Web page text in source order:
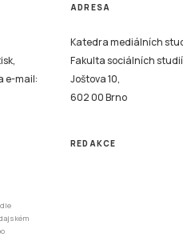
e-mail:
ADRESA
Katedra mediálních
Fakulta sociálních studií
Joštova 10,
602 00 Brno
REDAKCE